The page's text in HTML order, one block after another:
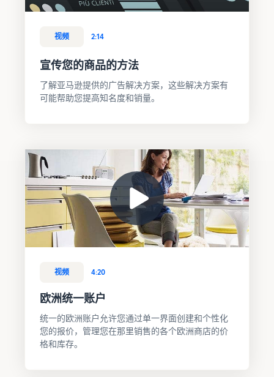
视频 2:14
宣传您的商品的方法
了解亚马逊提供的广告解决方案，这些解决方案有
可能帮助您提高知名度和销量。
视频 4:20
欧洲统一账户
统一的欧洲账户允许您通过单一界面创建和个性化
您的报价，管理您在那里销售的各个欧洲商店的价
格和库存。